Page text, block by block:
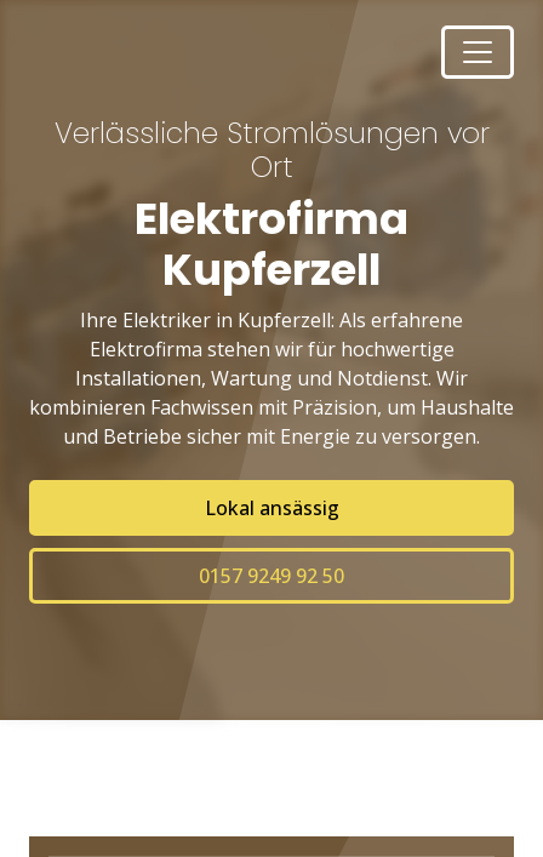
Verlässliche Stromlösungen vor
Ort
Elektrofirma
Kupferzell
Ihre Elektriker in Kupferzell: Als erfahrene
Elektrofirma stehen wir für hochwertige
Installationen, Wartung und Notdienst. Wir
kombinieren Fachwissen mit Präzision, um Haushalte
und Betriebe sicher mit Energie zu versorgen.
Lokal ansässig
0157 9249 92 50